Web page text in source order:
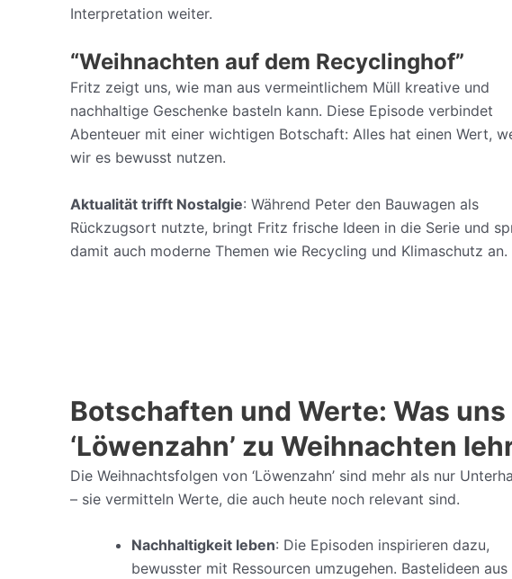
Interpretation weiter.
“Weihnachten auf dem Recyclinghof”
Fritz zeigt uns, wie man aus vermeintlichem Müll kreative und
nachhaltige Geschenke basteln kann. Diese Episode verbindet
Abenteuer mit einer wichtigen Botschaft: Alles hat einen Wert,
wir es bewusst nutzen.
Aktualität trifft Nostalgie: Während Peter den Bauwagen als
Rückzugsort nutzte, bringt Fritz frische Ideen in die Serie und
damit auch moderne Themen wie Recycling und Klimaschutz an.
Botschaften und Werte: Was uns
‘Löwenzahn’ zu Weihnachten
Die Weihnachtsfolgen von ‘Löwenzahn’ sind mehr als nur
– sie vermitteln Werte, die auch heute noch relevant sind.
Nachhaltigkeit leben: Die Episoden inspirieren dazu,
bewusster mit Ressourcen umzugehen. Bastelideen aus